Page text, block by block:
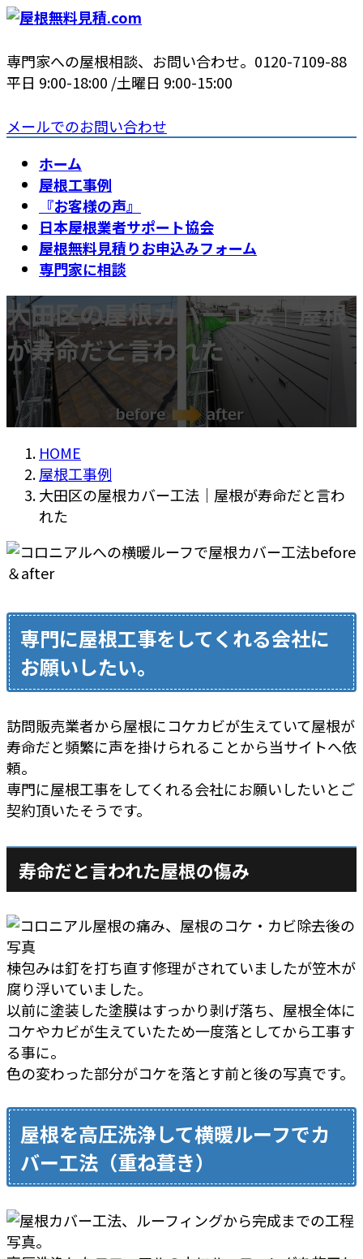
コ
テ
ン
へ
ス
ナ
ゲ
ー
ョ
ン
専門家への屋根相談、お問い合わせ。 0120-7109-88
平日 9:00-18:00 /土曜日 9:00-15:00
メールでのお問い合わせ
ホーム
屋根工事例
『お客様の声』
日本屋根業者サポート協会
屋根無料見積りお申込みフォーム
専門家に相談
大田区の屋根カバー工法｜屋根
が寿命だと言われた
HOME
屋根工事例
大田区の屋根カバー工法｜屋根が寿命だと言わ
れた
専門に屋根工事をしてくれる会社に
お願いしたい。
訪問販売業者から屋根にコケカビが生えていて屋根が
寿命だと頻繁に声を掛けられることから当サイトへ依
頼。
専門に屋根工事をしてくれる会社にお願いしたいとご
契約頂いたそうです。
寿命だと言われた屋根の傷み
棟包みは釘を打ち直す修理がされていましたが笠木が
腐り浮いていました。
以前に塗装した塗膜はすっかり剥げ落ち、屋根全体に
コケやカビが生えていたため一度落としてから工事す
る事に。
色の変わった部分がコケを落とす前と後の写真です。
屋根を高圧洗浄して横暖ルーフでカ
バー工法（重ね葺き）